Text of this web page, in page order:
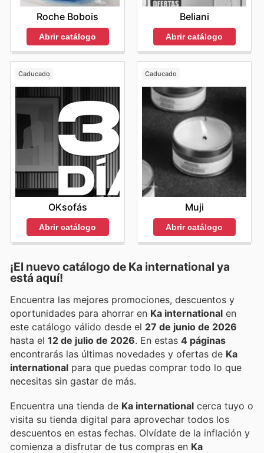
Roche Bobois
Abrir catálogo
Beliani
Abrir catálogo
Caducado
OKsofás
Abrir catálogo
Caducado
Muji
Abrir catálogo
¡El nuevo catálogo de Ka international ya
está aquí!
Encuentra las mejores promociones, descuentos y
oportunidades para ahorrar en Ka international en
este catálogo válido desde el 27 de junio de 2026
hasta el 12 de julio de 2026 . En estas 4 páginas
encontrarás las últimas novedades y ofertas de Ka
international para que puedas comprar todo lo que
necesitas sin gastar de más.
Encuentra una tienda de Ka international cerca tuyo o
visita su tienda digital para aprovechar todos los
descuentos en estas fechas. Olvídate de la inflación y
comienza a disfrutar de tus compras en Ka